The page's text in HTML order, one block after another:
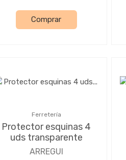
Comprar
Ferretería
Protector esquinas 4
uds transparente
ARREGUI